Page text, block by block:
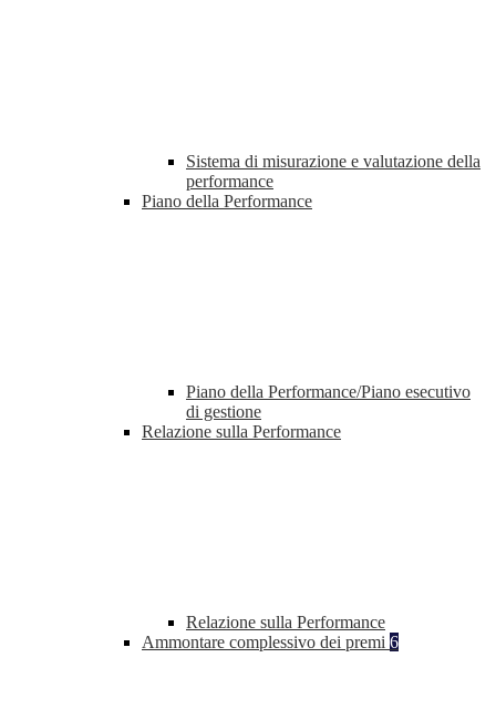
Sistema di misurazione e valutazione della
performance
Piano della Performance
Piano della Performance/Piano esecutivo
di gestione
Relazione sulla Performance
Relazione sulla Performance
Ammontare complessivo dei premi 6